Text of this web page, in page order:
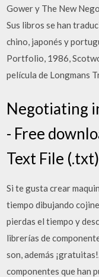
Gower y The New
Sus libros se han
chino, japonés y
Portfolio, 1986,
película de Longmans
Negotiating
- Free
Text File
Si te gusta crear
tiempo dibujando
pierdas el tiempo y
librerías de
son, además
componentes que han